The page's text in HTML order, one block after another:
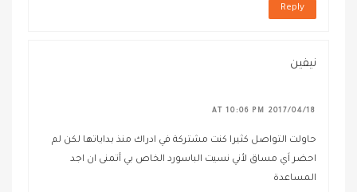
Reply
نيفين
2017/04/18 AT 10:06 PM
حاولت التواصل كثيرا كنت مشتركة في ادراك منذ بداياتها لكن لم
احضر اَي مساق لأني نسيت الباسورد الخاص بي أتمنى ان اجد
المساعدة